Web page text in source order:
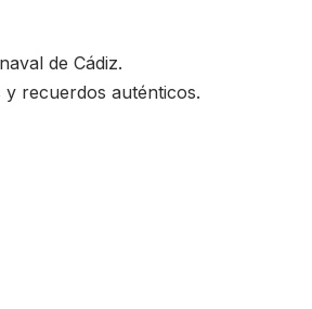
de Cádiz.
y recuerdos auténticos.